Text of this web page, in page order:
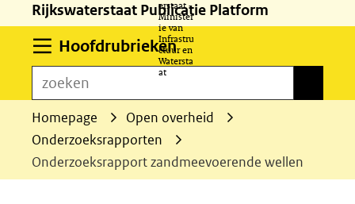
Rijkswaterstaat Publicatie Platform
HoofdrubriekenUitklappen
zoeken
Homepage
Open overheid
Onderzoeksrapporten
Onderzoeksrapport zandmeevoerende wellen